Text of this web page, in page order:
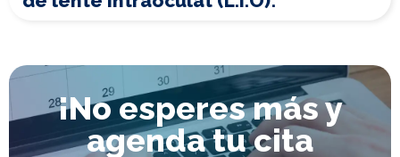
¡No esperes más y
agenda tu cita